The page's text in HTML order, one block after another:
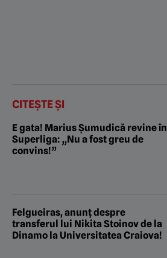
CITEȘTE ȘI
E gata! Marius Șumudică revine în
Superliga: „Nu a fost greu de
convins!”
Felgueiras, anunț despre
transferul lui Nikita Stoinov de la
Dinamo la Universitatea Craiova!